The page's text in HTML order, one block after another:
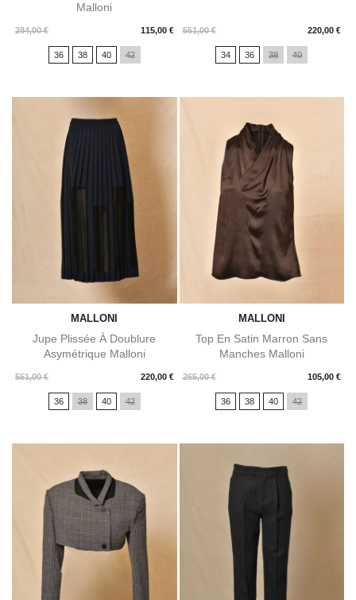
Malloni
284,00 € 115,00 €
Prix
36 38 40 42
551,00 € 220,00 €
Prix
34 36 38 40
MALLONI
Jupe Plissée À Doublure
Asymétrique Malloni
551,00 € 220,00 €
Prix
36 38 40 42
MALLONI
Top En Satin Marron Sans
Manches Malloni
265,00 € 105,00 €
Prix
36 38 40 42